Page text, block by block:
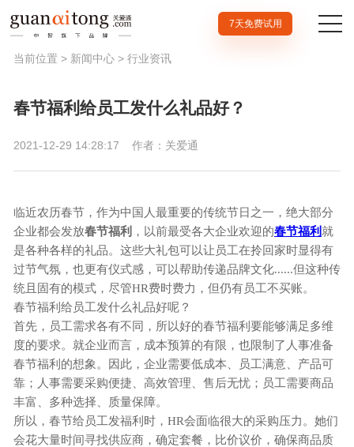
7天免费试用
当前位置 > 新闻中心 > 行业资讯
春节福利给员工发什么礼品好？
2021-12-29 14:28:17 作者：关爱通
临近农历春节，作为中国人最重要的传统节日之一，绝大部分
企业都会发放春节福利 ，以前最受各大企业欢迎的春节福利 就
是各种各样的礼品。这些大礼包可以让员工在拎回家时显得有
过节气氛，也更有仪式感，可以帮助传递品牌文化......但这种传
统且固有的模式，尽管HR费时费力，但仍有员工不买账。
春节福利给员工发什么礼品好呢 ？
首先 ， 员工需求各有不同，所以好的春节福利要能够满足多维
度的要求。 就企业而言，成本预算的有限，也限制了人事准备
春节福利的想象。因此， 企业需要低成本、员工满意、产品可
靠；人事需要采购便捷、高效管理、售后无忧；员工需要商品
丰富、多种选择、质量保障。
所以，春节给员工发福利 时 ， HR会面临很大的采购压力 。她们
会花大量时间寻找供应商，确定套餐，比价议价，确保商品质